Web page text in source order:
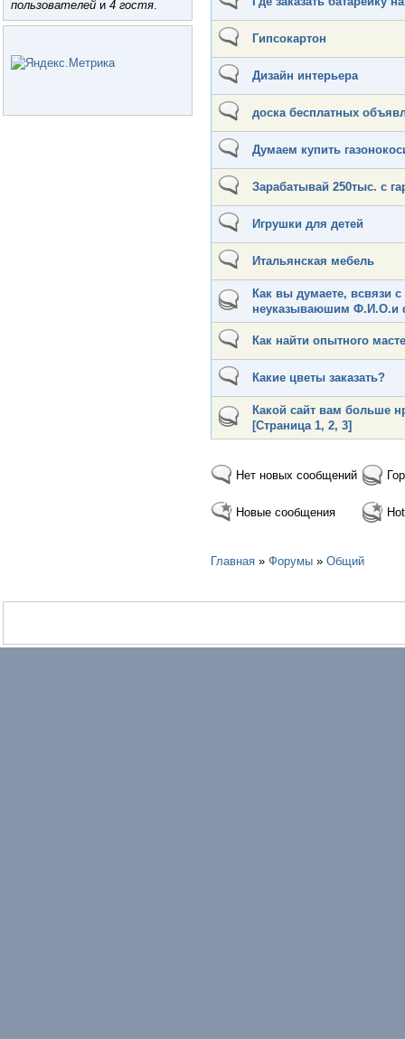
пользователей и 4 гостя.
Гипсокартон
Дизайн интерьера
доска бесплатных
Думаем купить
Зарабатывай 250тыс. с
Игрушки для детей
Итальянская мебель
Как вы думаете, всвязи
неуказываюшим Ф.И.О.и
Как найти опытного
Какие цветы заказать?
Какой сайт вам больше
[Страница 1, 2, 3]
Нет новых сообщений
Новые сообщения
Главная » Форумы » Общий